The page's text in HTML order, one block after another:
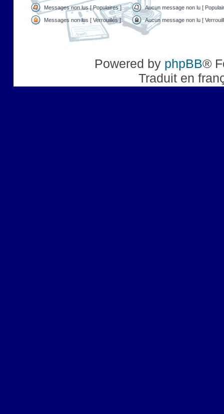
Messages non lus [ Populaires ] Aucun message non lu [
Messages non lus [ Verrouillés ] Aucun message non lu [
Powered by phpBB®
Traduit en